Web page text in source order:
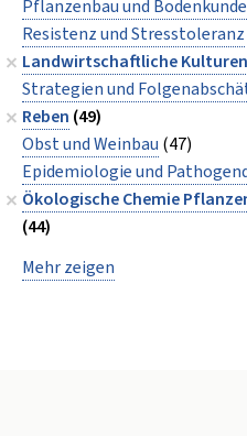
Pflanzenbau und Bodenkunde
Resistenz und Stresstoleranz
Landwirtschaftliche Kulturen
Strategien und
Reben (49)
Obst und Weinbau (47)
Epidemiologie und
Ökologische Chemie
(44)
Mehr zeigen